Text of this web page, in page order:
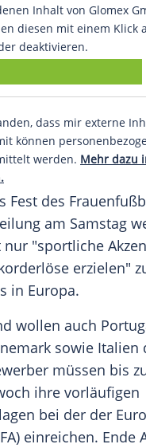
Inhalt von Glomex
diesen mit einem Klick
deaktivieren.
dass mir externe
können
werden. Mehr dazu
Fest des
am Samstag
"sportliche
erzielen"
in Europa.
wollen auch
sowie Italien
müssen bis
ihre vorläufigen
bei der der
einreichen. Ende